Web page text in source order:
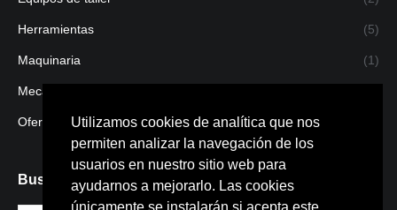
Utilizamos cookies de analítica que nos
permiten analizar la navegación de los
usuarios en nuestro sitio web para
ayudarnos a mejorarlo. Las cookies
Herramientas (5)
Maquinaria (1)
Mecanizado
Ofertas
Buscar